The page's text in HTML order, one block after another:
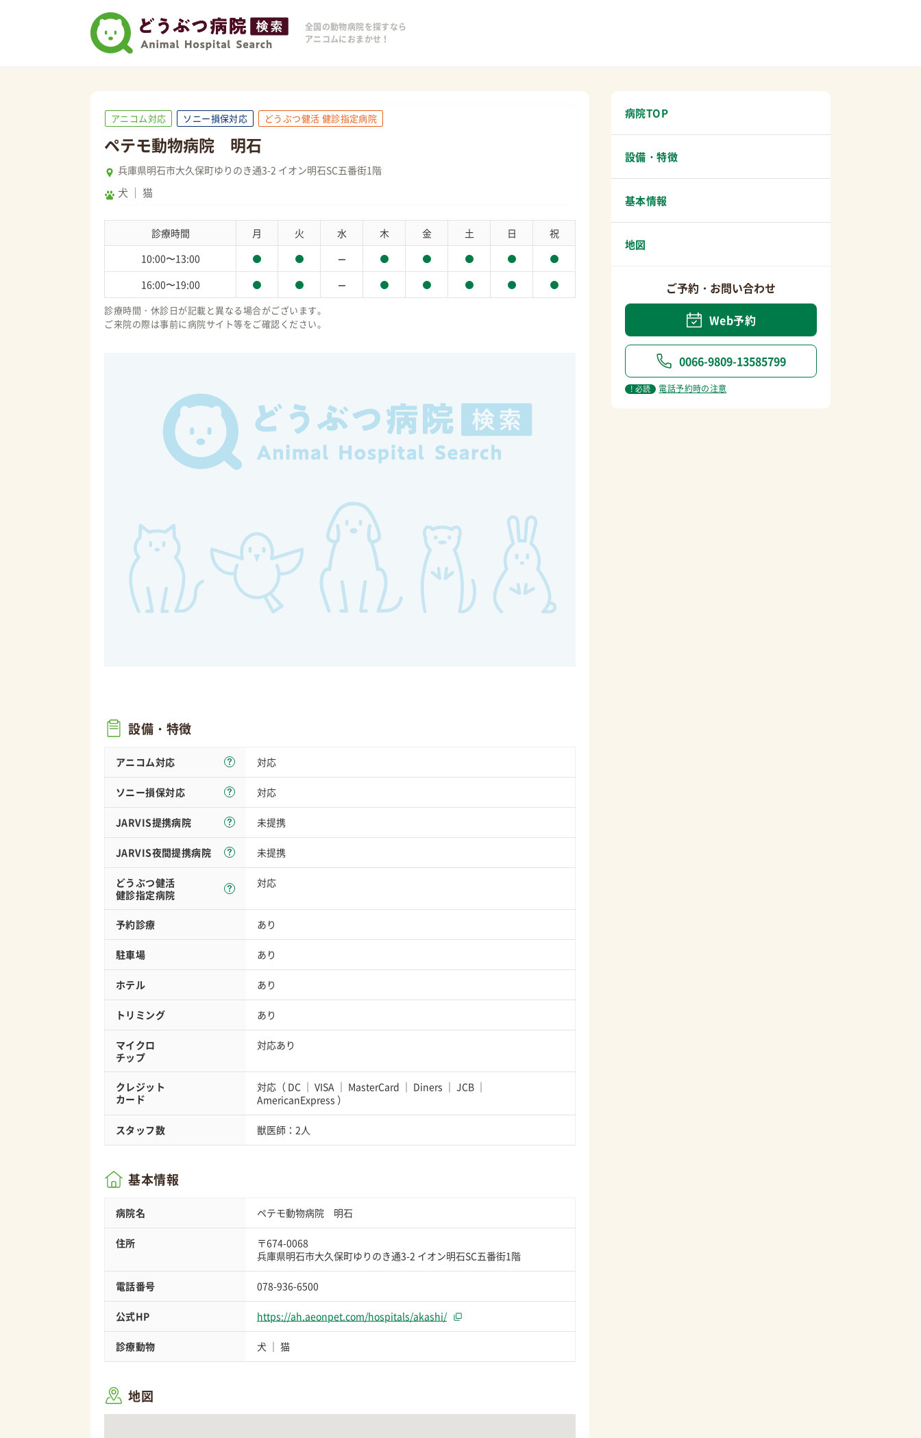
全国の動物病院を探すなら
アニコムにおまかせ！
病院TOP
設備・特徴
基本情報
地図
ご予約・お問い合わせ
Web予約
0066-9809-13585799
! 必読 電話予約時の注意
アニコム対応 ソニー損保対応 どうぶつ健活 健診指定病院
ペテモ動物病院 明石
兵庫県明石市大久保町ゆりのき通3-2 イオン明石SC五番街1階
犬 猫
診療時間 月 火 水 木 金 土 日
祝
10:00〜13:00
16:00〜19:00
診療時間・休診日が記載と異なる場合がございます。
ご来院の際は事前に病院サイト等をご確認ください。
設備・特徴
アニコム対応 対応
ソニー損保対応 対応
JARVIS提携病院 未提携
JARVIS夜間提携病院 未提携
どうぶつ健活
健診指定病院
対応
予約診療 あり
駐車場 あり
ホテル あり
トリミング あり
マイクロ
チップ
対応あり
クレジット
カード
対応（ DC VISA MasterCard Diners
JCB
AmericanExpress ）
スタッフ数 獣医師：2人
基本情報
病院名 ペテモ動物病院 明石
住所
〒674-0068
兵庫県明石市大久保町ゆりのき通3-2 イオン明石SC五番街1階
電話番号 078-936-6500
公式HP https://ah.aeonpet.com/hospitals/akashi/
診療動物 犬 猫
地図